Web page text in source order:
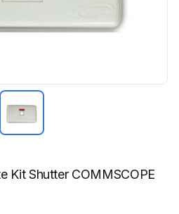
Kit Shutter COMMSCOPE